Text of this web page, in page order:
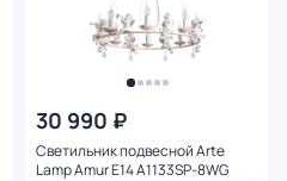
30 990 ₽
Светильник подвесной Arte
Lamp Amur E14 A1133SP-8WG